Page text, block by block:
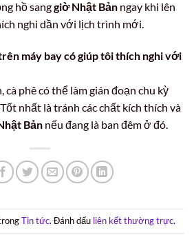
hồ sanggiờ Nhật Bản ngay khi lên
nghi dần với lịch trình mới.
máy bay có giúp tôi thích nghi với
phê có thể làm gián đoạn chu kỳ
nhất là tránh các chất kích thích và
Bản nếu đang là ban đêm ở đó.
Tin tức. Đánh dấu liên kết thường trực.